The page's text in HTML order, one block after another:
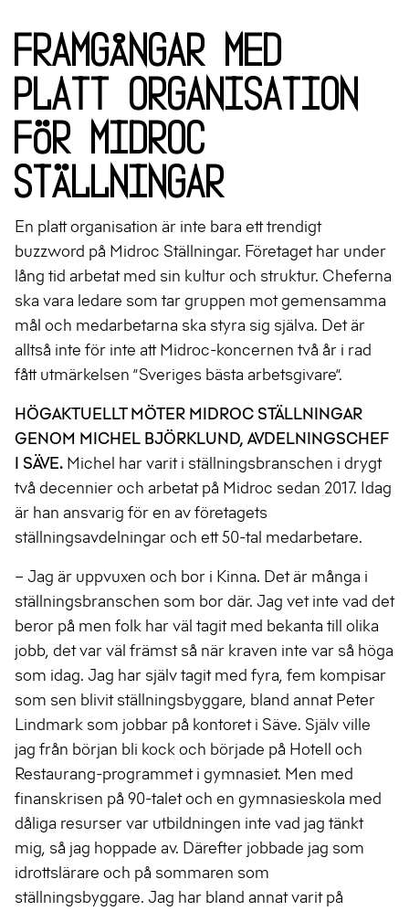
Framgångar med
platt organisation
för Midroc
Ställningar
En platt organisation är inte bara ett trendigt
buzzword på Midroc Ställningar. Företaget har under
lång tid arbetat med sin kultur och struktur. Cheferna
ska vara ledare som tar gruppen mot gemensamma
mål och medarbetarna ska styra sig själva. Det är
alltså inte för inte att Midroc-koncernen två år i rad
fått utmärkelsen ”Sveriges bästa arbetsgivare”.
HÖGAKTUELLT MÖTER MIDROC STÄLLNINGAR
GENOM MICHEL BJÖRKLUND, AVDELNINGSCHEF
I SÄVE. Michel har varit i ställningsbranschen i drygt
två decennier och arbetat på Midroc sedan 2017. Idag
är han ansvarig för en av företagets
ställningsavdelningar och ett 50-tal medarbetare.
– Jag är uppvuxen och bor i Kinna. Det är många i
ställningsbranschen som bor där. Jag vet inte vad det
beror på men folk har väl tagit med bekanta till olika
jobb, det var väl främst så när kraven inte var så höga
som idag. Jag har själv tagit med fyra, fem kompisar
som sen blivit ställningsbyggare, bland annat Peter
Lindmark som jobbar på kontoret i Säve. Själv ville
jag från början bli kock och började på Hotell och
Restaurang-programmet i gymnasiet. Men med
finanskrisen på 90-talet och en gymnasieskola med
dåliga resurser var utbildningen inte vad jag tänkt
mig, så jag hoppade av. Därefter jobbade jag som
idrottslärare och på sommaren som
ställningsbyggare. Jag har bland annat varit på